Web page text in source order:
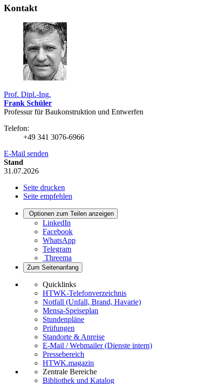
Kontakt
Prof. Dipl.-Ing.
Frank Schüler
Professur für Bau­konstruk­tion und Entwerfen
Telefon:
+49 341 3076-6966
E-Mail senden
Stand
31.07.2026
Seite drucken
Seite empfehlen
Optionen zum Teilen anzeigen
LinkedIn
Facebook
WhatsApp
Telegram
Threema
Zum Seitenanfang
Quicklinks
HTWK-Telefonverzeichnis
Notfall (Unfall, Brand, Havarie)
Mensa-Speiseplan
Stundenpläne
Prüfungen
Standorte & Anreise
E-Mail / Webmailer (Dienste intern)
Pressebereich
HTWK.magazin
Zentrale Bereiche
Bibliothek und Katalog